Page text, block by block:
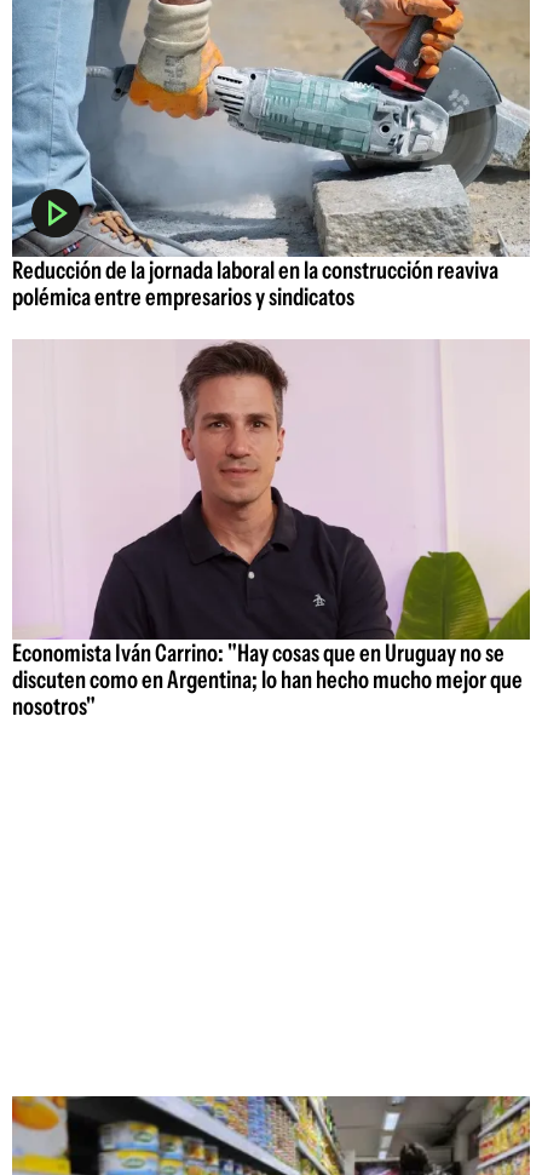
Reducción de la jornada laboral en la construcción reaviva
polémica entre empresarios y sindicatos
Economista Iván Carrino: "Hay cosas que en Uruguay no se
discuten como en Argentina; lo han hecho mucho mejor que
nosotros"